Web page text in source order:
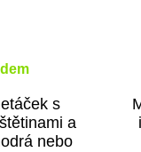
s
a
nebo